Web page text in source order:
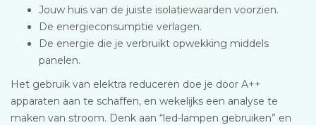
Jouw huis van de juiste isolatiewaarden voorzien.
De energieconsumptie verlagen.
De energie die je verbruikt opwekking middels
panelen.
Het gebruik van elektra reduceren doe je door A++
apparaten aan te schaffen, en wekelijks een analyse te
maken van stroom. Denk aan “led-lampen gebruiken” en